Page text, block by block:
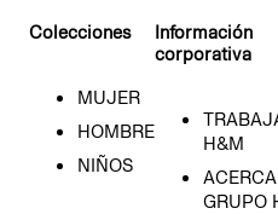
Colecciones
MUJER
HOMBRE
NIÑOS
Información
corporativa
H&M
GRUPO